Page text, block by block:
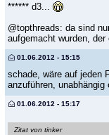
****** d3...
@topthreads: da sind
aufgemacht wurden,
01.06.2012 - 15:15
schade, wäre auf jeden
anzuführen, unabhängig
01.06.2012 - 15:17
Zitat von tinker